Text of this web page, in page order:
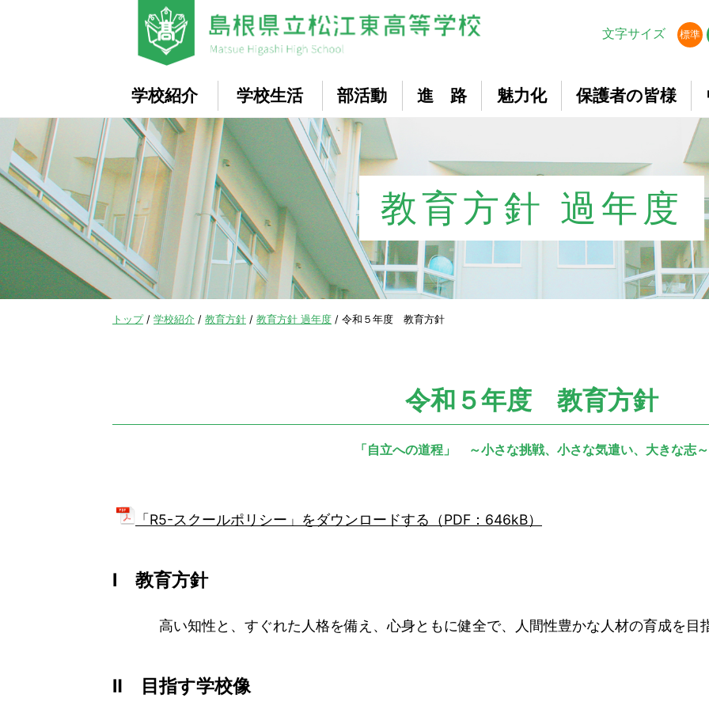
文字サイズ
標準
学校紹介 学校生活 部活動 進 路 魅力化 保護者の皆様
教育方針 過年度
現
トップ/ 学校紹介 / 教育方針 / 教育方針 過年度 / 令和５年度 教育方針
令和５年度 教育方針
「自立への道程」 ～小さな挑戦、小さな気遣い、大きな志～
「R5-スクールポリシー」をダウンロードする（PDF：646kB）
Ⅰ 教育方針
高い知性と、すぐれた人格を備え、心身ともに健全で、人間性豊かな人材の育成を目
Ⅱ 目指す学校像